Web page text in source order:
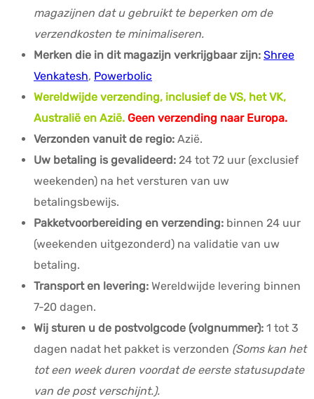
magazijnen dat u gebruikt te beperken om de
verzendkosten te minimaliseren.
Merken die in dit magazijn verkrijgbaar zijn: Shree
Venkatesh, Powerbolic
Wereldwijde verzending, inclusief de VS, het VK,
Australië en Azië. Geen verzending naar Europa.
Verzonden vanuit de regio: Azië.
Uw betaling is gevalideerd: 24 tot 72 uur (exclusief
weekenden) na het versturen van uw
betalingsbewijs.
Pakketvoorbereiding en verzending: binnen 24 uur
(weekenden uitgezonderd) na validatie van uw
betaling.
Transport en levering: Wereldwijde levering binnen
7-20 dagen.
Wij sturen u de postvolgcode (volgnummer): 1 tot 3
dagen nadat het pakket is verzonden (Soms kan het
tot een week duren voordat de eerste statusupdate
van de post verschijnt.).